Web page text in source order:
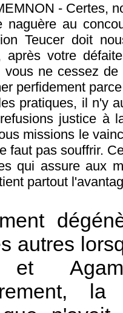
- Certes,
naguère au
Teucer doit
après votre
vous ne cessez
perfidement
pratiques, il n'y
justice à
missions le
faut pas souffrir.
qui assure aux
partout
autres
et